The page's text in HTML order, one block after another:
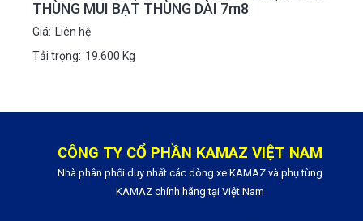
THÙNG MUI BẠT THÙNG DÀI 7m8
Giá:
Liên hệ
Tải trọng: 19.600 Kg
CÔNG TY CỔ PHẦN KAMAZ VIỆT NAM
Nhà phân phối duy nhất các dòng xe KAMAZ và phụ tùng
KAMAZ chính hãng tại Việt Nam